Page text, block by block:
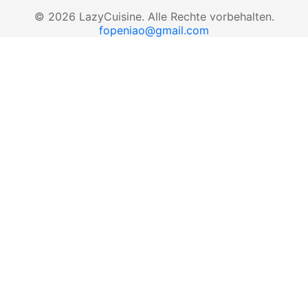
© 2026 LazyCuisine. Alle Rechte vorbehalten.
fopeniao@gmail.com